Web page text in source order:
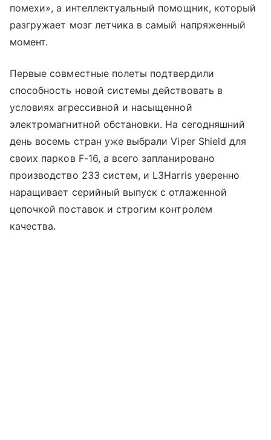
помехи», а интеллектуальный помощник, который
разгружает мозг летчика в самый напряженный
момент.
Первые совместные полеты подтвердили
способность новой системы действовать в
условиях агрессивной и насыщенной
электромагнитной обстановки. На сегодняшний
день восемь стран уже выбрали Viper Shield для
своих парков F-16, а всего запланировано
производство 233 систем, и L3Harris уверенно
наращивает серийный выпуск с отлаженной
цепочкой поставок и строгим контролем
качества.